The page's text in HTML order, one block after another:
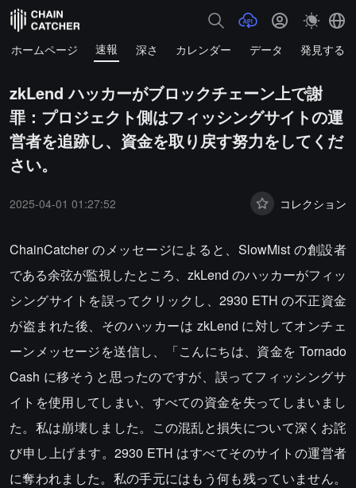
ホームページ 速報 深さ カレンダー データ 発見する
zkLend ハッカーがブロックチェーン上で謝
罪：プロジェクト側はフィッシングサイトの運
営者を追跡し、資金を取り戻す努力をしてくだ
さい。
2025-04-01 01:27:52 コレクション
ChainCatcher のメッセージによると、SlowMist の創設者
である余弦が監視したところ、zkLend のハッカーがフィッ
シングサイトを誤ってクリックし、2930 ETH の不正資金
が盗まれた後、そのハッカーは zkLend に対してオンチェ
ーンメッセージを送信し、「こんにちは、資金を Tornado
Cash に移そうと思ったのですが、誤ってフィッシングサ
イトを使用してしまい、すべての資金を失ってしまいまし
た。私は崩壊しました。この混乱と損失について深くお詫
び申し上げます。2930 ETH はすべてそのサイトの運営者
に奪われました。私の手元にはもう何も残っていません。